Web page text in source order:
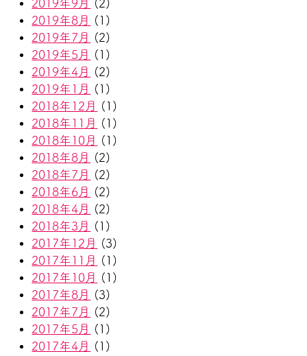
2019年9月
(2)
2019年8月
(1)
2019年7月
(2)
2019年5月
(1)
2019年4月
(2)
2019年1月
(1)
2018年12月
(1)
2018年11月
(1)
2018年10月
(1)
2018年8月
(2)
2018年7月
(2)
2018年6月
(2)
2018年4月
(2)
2018年3月
(1)
2017年12月
(3)
2017年11月
(1)
2017年10月
(1)
2017年8月
(3)
2017年7月
(2)
2017年5月
(1)
2017年4月
(1)